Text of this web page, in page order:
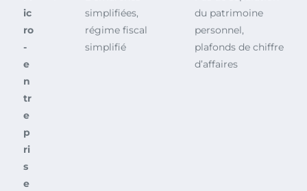
ic
ro
-
e
n
tr
e
p
ri
s
e
simplifiées,
régime fiscal
simplifié
du patrimoine
personnel,
plafonds de chiffre
d’affaires